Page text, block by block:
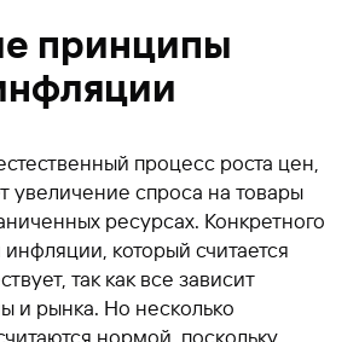
принципы
процесс роста цен,
увеличение спроса на товары
ресурсах. Конкретного
который считается
так как все зависит
и рынка. Но несколько
нормой, поскольку